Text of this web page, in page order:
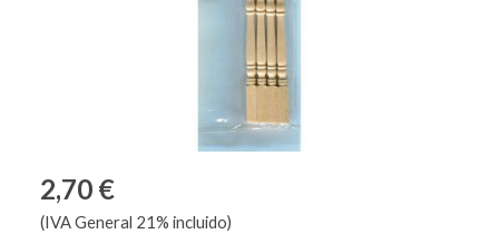
2,70 €
(IVA General 21% incluido)